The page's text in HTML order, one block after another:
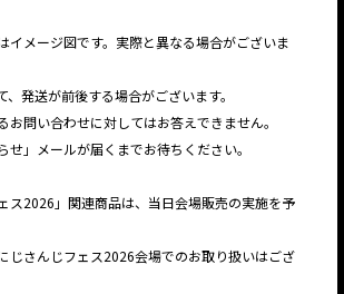
イメージ図です。実際と異なる場合がございま
発送が前後する場合がございます。
問い合わせに対してはお答えできません。
せ」メールが届くまでお待ちください。
ス2026」関連商品は、当日会場販売の実施を予
じさんじフェス2026会場でのお取り扱いはござ